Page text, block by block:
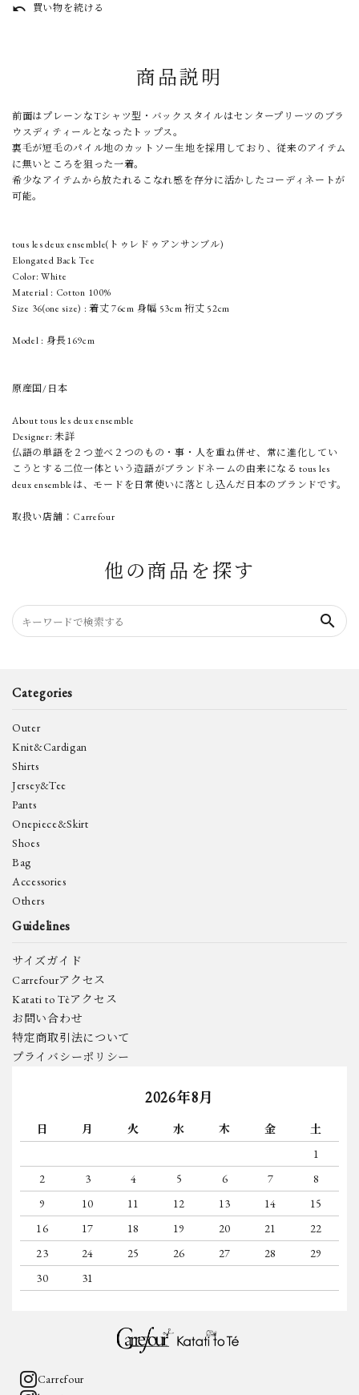
undo 買い物を続ける
商品説明
前面はプレーンなTシャツ型・バックスタイルはセンタープリーツのブラ
ウスディティールとなったトップス。
裏毛が短毛のパイル地のカットソー生地を採用しており、従来のアイテム
に無いところを狙った一着。
希少なアイテムから放たれるこなれ感を存分に活かしたコーディネートが
可能。
tous les deux ensemble(トゥレドゥアンサンブル)
Elongated Back Tee
Color: White
Material : Cotton 100%
Size 36(one size) : 着丈 76cm 身幅 53cm 裄丈 52cm
Model : 身長169cm
原産国/日本
About tous les deux ensemble
Designer: 未詳
仏語の単語を２つ並べ２つのもの・事・人を重ね併せ、常に進化してい
こうとする二位一体という造語がブランドネームの由来になる tous les
deux ensembleは、モードを日常使いに落とし込んだ日本のブランドです。
取扱い店舗：Carrefour
他の商品を探す
search
Categories
Outer
Knit&Cardigan
Shirts
Jersey&Tee
Pants
Onepiece&Skirt
Shoes
Bag
Accessories
Others
Guidelines
サイズガイド
Carrefourアクセス
Katati to Tèアクセス
お問い合わせ
特定商取引法について
プライバシーポリシー
2026年8月
日 月 火 水 木 金
土
1
2
3 4 5 6 7
8
9
10 11 12 13 14
15
16
17 18 19 20 21
22
23
24 25 26 27 28
29
30
31
Carrefour